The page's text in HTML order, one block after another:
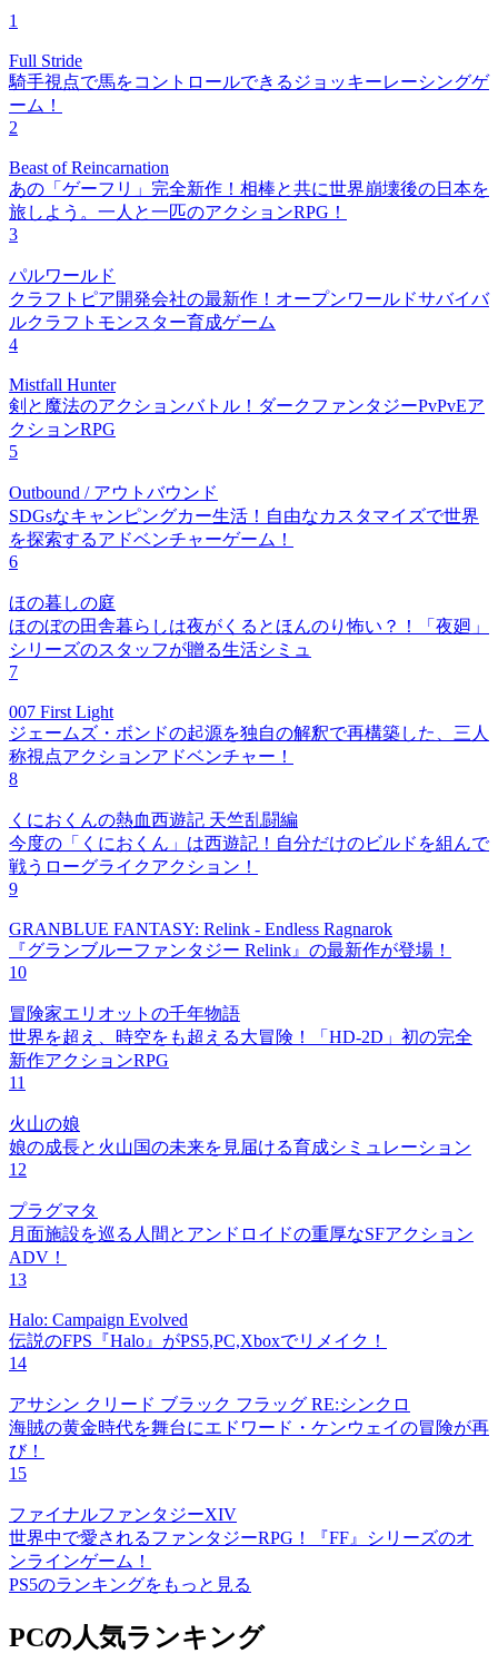
1
Full Stride
騎手視点で馬をコントロールできるジョッキーレーシングゲ
ーム！
2
Beast of Reincarnation
あの「ゲーフリ」完全新作！相棒と共に世界崩壊後の日本を
旅しよう。一人と一匹のアクションRPG！
3
パルワールド
クラフトピア開発会社の最新作！オープンワールドサバイバ
ルクラフトモンスター育成ゲーム
4
Mistfall Hunter
剣と魔法のアクションバトル！ダークファンタジーPvPvEア
クションRPG
5
Outbound / アウトバウンド
SDGsなキャンピングカー生活！自由なカスタマイズで世界
を探索するアドベンチャーゲーム！
6
ほの暮しの庭
ほのぼの田舎暮らしは夜がくるとほんのり怖い？！「夜廻」
シリーズのスタッフが贈る生活シミュ
7
007 First Light
ジェームズ・ボンドの起源を独自の解釈で再構築した、三人
称視点アクションアドベンチャー！
8
くにおくんの熱血西遊記 天竺乱闘編
今度の「くにおくん」は西遊記！自分だけのビルドを組んで
戦うローグライクアクション！
9
GRANBLUE FANTASY: Relink - Endless Ragnarok
『グランブルーファンタジー Relink』の最新作が登場！
10
冒険家エリオットの千年物語
世界を超え、時空をも超える大冒険！「HD-2D」初の完全
新作アクションRPG
11
火山の娘
娘の成長と火山国の未来を見届ける育成シミュレーション
12
プラグマタ
月面施設を巡る人間とアンドロイドの重厚なSFアクション
ADV！
13
Halo: Campaign Evolved
伝説のFPS『Halo』がPS5,PC,Xboxでリメイク！
14
アサシン クリード ブラック フラッグ RE:シンクロ
海賊の黄金時代を舞台にエドワード・ケンウェイの冒険が再
び！
15
ファイナルファンタジーXIV
世界中で愛されるファンタジーRPG！『FF』シリーズのオ
ンラインゲーム！
PS5のランキングをもっと見る
PCの人気ランキング